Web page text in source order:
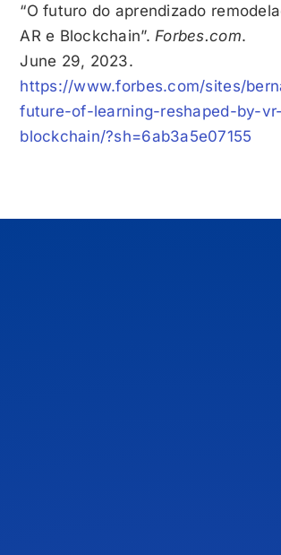
“O futuro do aprendizado
AR e Blockchain”. Forbes.com.
June 29, 2023.
https://www.forbes.com/sites/
future-of-learning-reshaped-by-
blockchain/?sh=6ab3a5e07155